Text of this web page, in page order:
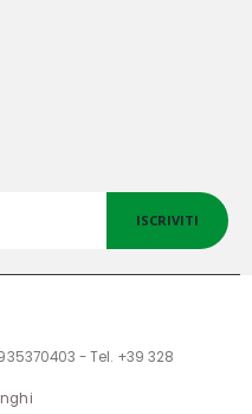
ISCRIVITI
- Tel. +39 328